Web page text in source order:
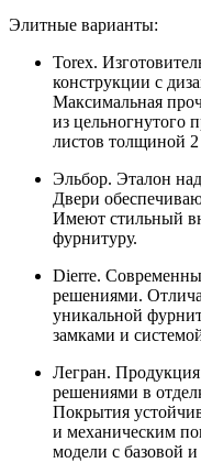
Элитные варианты:
Torex.
конструкции с
Максимальная
из цельногнутого
листов толщиной
Эльбор. Эталон
Двери
Имеют стильный
фурнитуру.
Dierre.
решениями.
уникальной
замками и
Легран.
решениями в
Покрытия
и механическим
модели с базовой